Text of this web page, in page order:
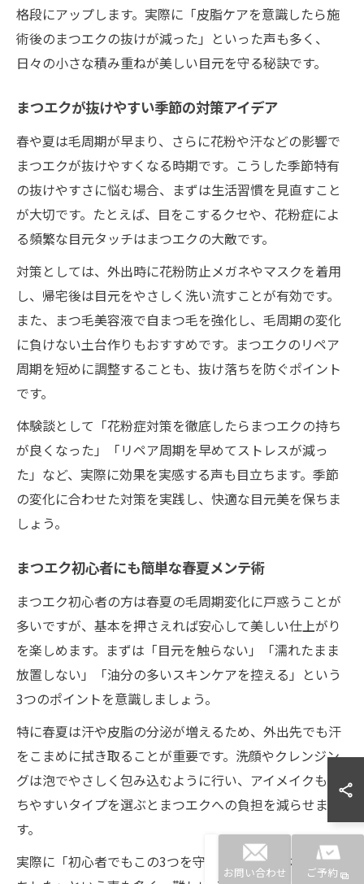
格段にアップします。実際に「皮脂ケアを意識したら施
術後のまつエクの抜けが減った」といった声も多く、
日々の小さな積み重ねが美しい目元を守る秘訣です。
まつエクが抜けやすい季節の対策アイデア
春や夏は毛周期が早まり、さらに花粉や汗などの影響で
まつエクが抜けやすくなる時期です。こうした季節特有
の抜けやすさに悩む場合、まずは生活習慣を見直すこと
が大切です。たとえば、目をこするクセや、花粉症によ
る頻繁な目元タッチはまつエクの大敵です。
対策としては、外出時に花粉防止メガネやマスクを着用
し、帰宅後は目元をやさしく洗い流すことが有効です。
また、まつ毛美容液で自まつ毛を強化し、毛周期の変化
に負けない土台作りもおすすめです。まつエクのリペア
周期を短めに調整することも、抜け落ちを防ぐポイント
です。
体験談として「花粉症対策を徹底したらまつエクの持ち
が良くなった」「リペア周期を早めてストレスが減っ
た」など、実際に効果を実感する声も目立ちます。季節
の変化に合わせた対策を実践し、快適な目元美を保ちま
しょう。
まつエク初心者にも簡単な春夏メンテ術
まつエク初心者の方は春夏の毛周期変化に戸惑うことが
多いですが、基本を押さえれば安心して美しい仕上がり
を楽しめます。まずは「目元を触らない」「濡れたまま
放置しない」「油分の多いスキンケアを控える」という
3つのポイントを意識しましょう。
特に春夏は汗や皮脂の分泌が増えるため、外出先でも汗
をこまめに拭き取ることが重要です。洗顔やクレンジン
グは泡でやさしく包み込むように行い、アイメイクも落
ちやすいタイプを選ぶとまつエクへの負担を減らせま
す。
実際に「初心者でもこの3つを守ったらまつエクが長持
お問い合わせ ご予約